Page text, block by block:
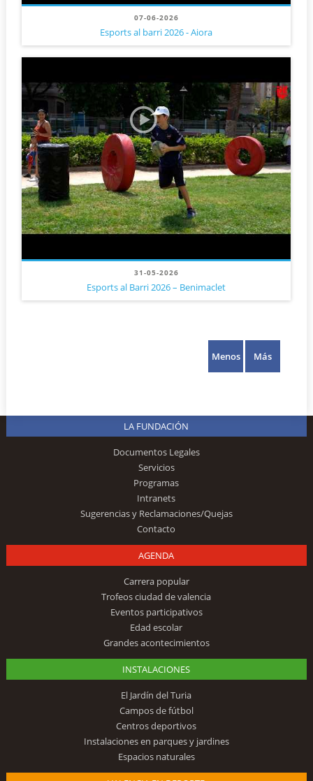
07-06-2026
Esports al barri 2026 - Aiora
31-05-2026
Esports al Barri 2026 – Benimaclet
Menos Más
LA FUNDACIÓN
Documentos Legales
Servicios
Programas
Intranets
Sugerencias y Reclamaciones/Quejas
Contacto
AGENDA
Carrera popular
Trofeos ciudad de valencia
Eventos participativos
Edad escolar
Grandes acontecimientos
INSTALACIONES
El Jardín del Turia
Campos de fútbol
Centros deportivos
Instalaciones en parques y jardines
Espacios naturales